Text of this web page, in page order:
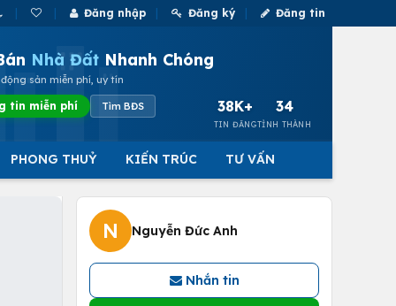
Đăng nhập Đăng ký Đăng tin
Nhà Đất Nhanh Chóng
sản miễn phí, uy tín
tin miễn phí Tìm BĐS 38K+
TIN ĐĂNG
34
TỈNH THÀNH
PHONG THUỶ KIẾN TRÚC TƯ VẤN
N Nguyễn Đức Anh
Nhắn tin